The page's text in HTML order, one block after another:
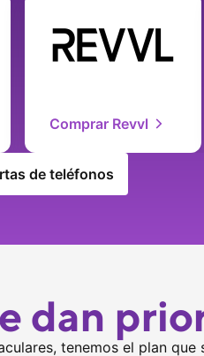
Comprar Revvl
de teléfonos
dan
tenemos el plan que